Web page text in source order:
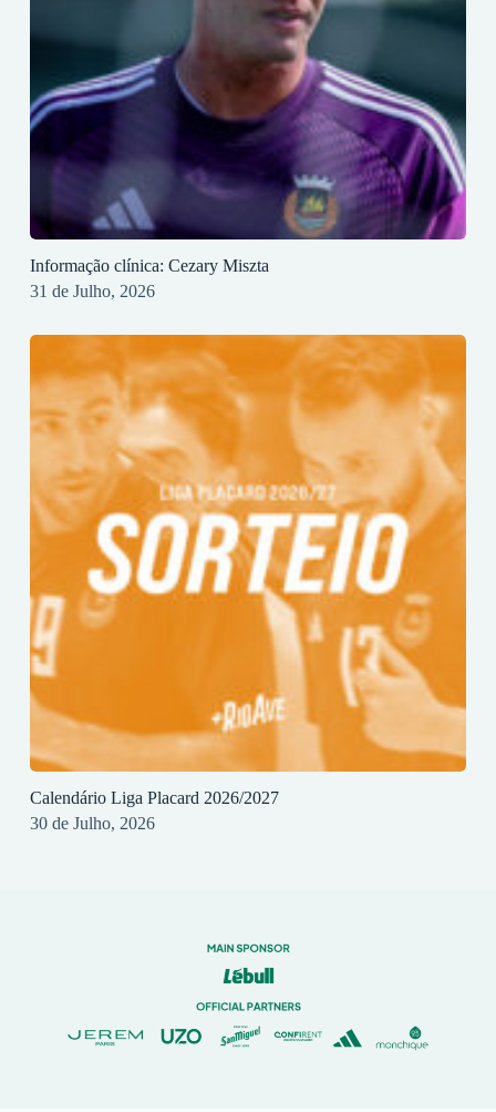
Informação clínica: Cezary Miszta
31 de Julho, 2026
Calendário Liga Placard 2026/2027
30 de Julho, 2026